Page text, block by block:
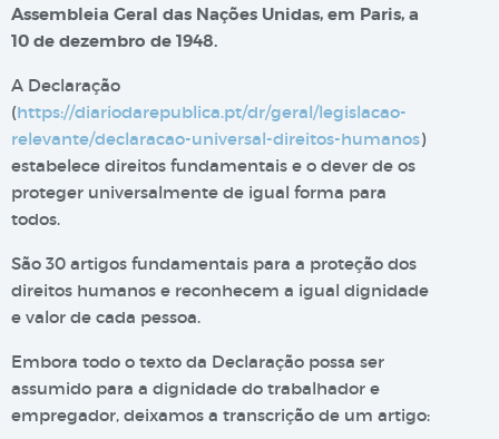
Assembleia Geral das Nações Unidas, em Paris, a
10 de dezembro de 1948.
A Declaração
(https://diariodarepublica.pt/dr/geral/legislacao-
relevante/declaracao-universal-direitos-humanos)
estabelece direitos fundamentais e o dever de os
proteger universalmente de igual forma para
todos.
São 30 artigos fundamentais para a proteção dos
direitos humanos e reconhecem a igual dignidade
e valor de cada pessoa.
Embora todo o texto da Declaração possa ser
assumido para a dignidade do trabalhador e
empregador, deixamos a transcrição de um artigo: